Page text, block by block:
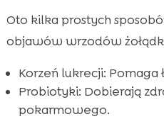
Oto kilka prostych
objawów wrzodów
Korzeń lukrecji: Pomaga
Probiotyki: Dobierają
pokarmowego.